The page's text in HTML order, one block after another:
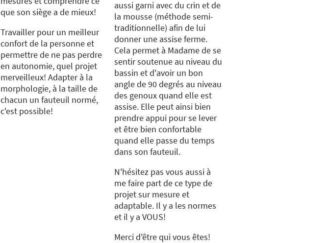
que son siège a de mieux!
Travailler pour un meilleur
confort de la personne et
permettre de ne pas perdre
en autonomie, quel projet
merveilleux! Adapter à la
morphologie, à la taille de
chacun un fauteuil normé,
c'est possible!
aussi garni avec du crin et de
la mousse (méthode semi-
traditionnelle) afin de lui
donner une assise ferme.
Cela permet à Madame de se
sentir soutenue au niveau du
bassin et d'avoir un bon
angle de 90 degrés au niveau
des genoux quand elle est
assise. Elle peut ainsi bien
prendre appui pour se lever
et être bien confortable
quand elle passe du temps
dans son fauteuil.
N'hésitez pas vous aussi à
me faire part de ce type de
projet sur mesure et
adaptable. Il y a les normes
et il y a VOUS!
Merci d'être qui vous êtes!